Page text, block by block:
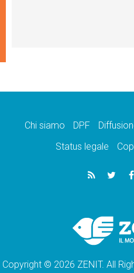
Chi siamo DPF
Status legale
Copyright © 2026 ZENIT. All